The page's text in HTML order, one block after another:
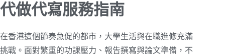
代做代寫服務指南
在香港這個節奏急促的都市，大學生活與在職進修充滿
挑戰。面對繁重的功課壓力、報告撰寫與論文準備，不